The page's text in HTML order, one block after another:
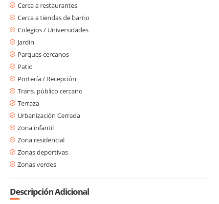
Cerca a restaurantes
Cerca a tiendas de barrio
Colegios / Universidades
Jardín
Parques cercanos
Patio
Portería / Recepción
Trans. público cercano
Terraza
Urbanización Cerrada
Zona infantil
Zona residencial
Zonas deportivas
Zonas verdes
Descripción Adicional